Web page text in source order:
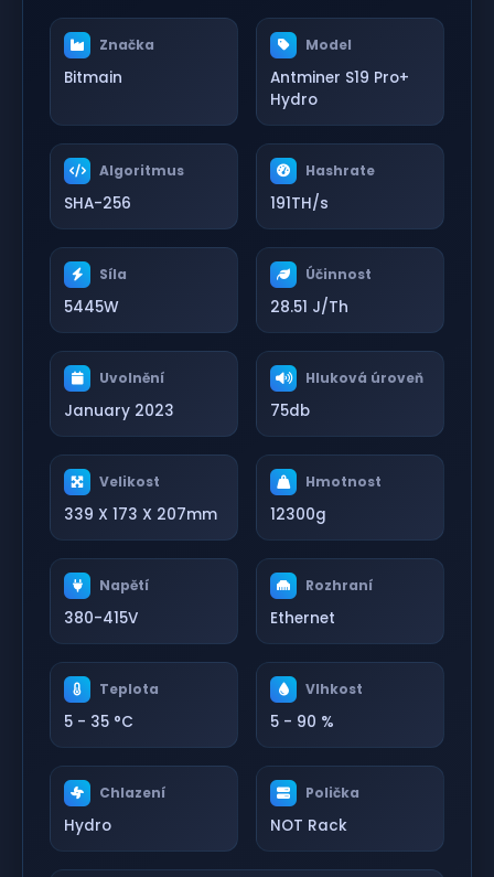
Značka
Bitmain
Model
Antminer S19 Pro+
Hydro
Algoritmus
SHA-256
Hashrate
191TH/s
Síla
5445W
Účinnost
28.51 J/Th
Uvolnění
January 2023
Hluková úroveň
75db
Velikost
339 X 173 X 207mm
Hmotnost
12300g
Napětí
380-415V
Rozhraní
Ethernet
Teplota
5 - 35 °C
Vlhkost
5 - 90 %
Chlazení
Hydro
Polička
NOT Rack